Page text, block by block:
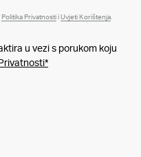
Politika Privatnosti i Uvjeti Korištenja
u vezi s porukom koju